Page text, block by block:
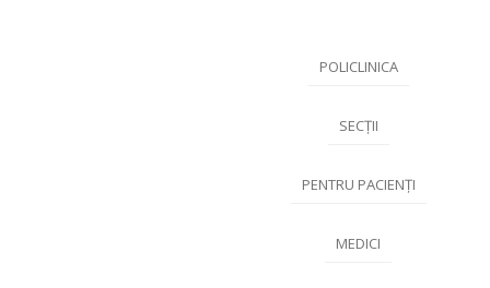
POLICLINICA
SECȚII
PENTRU PACIENȚI
MEDICI